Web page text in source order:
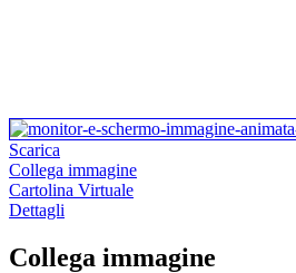
Scarica
Collega immagine
Cartolina Virtuale
Dettagli
Collega immagine